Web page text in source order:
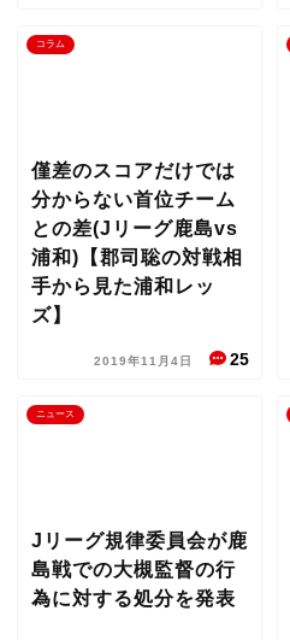
コラム
僅差のスコアだけでは
分からない首位チーム
との差(Jリーグ鹿島vs
浦和)【郡司聡の対戦相
手から見た浦和レッ
ズ】
2019年11月4日 25
ニュース
Jリーグ規律委員会が鹿
島戦での大槻監督の行
為に対する処分を発表